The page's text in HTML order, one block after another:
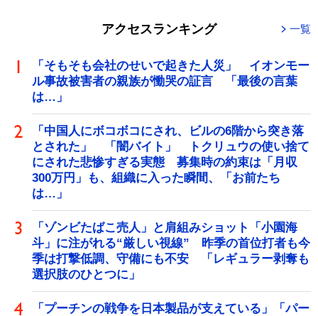
アクセスランキング 一覧
「そもそも会社のせいで起きた人災」 イオンモー
ル事故被害者の親族が慟哭の証言 「最後の言葉
は…」
「中国人にボコボコにされ、ビルの6階から突き落
とされた」 「闇バイト」 トクリュウの使い捨て
にされた悲惨すぎる実態 募集時の約束は「月収
300万円」も、組織に入った瞬間、「お前たち
は…」
「ゾンビたばこ売人」と肩組みショット「小園海
斗」に注がれる“厳しい視線” 昨季の首位打者も今
季は打撃低調、守備にも不安 「レギュラー剥奪も
選択肢のひとつに」
「プーチンの戦争を日本製品が支えている」「パー